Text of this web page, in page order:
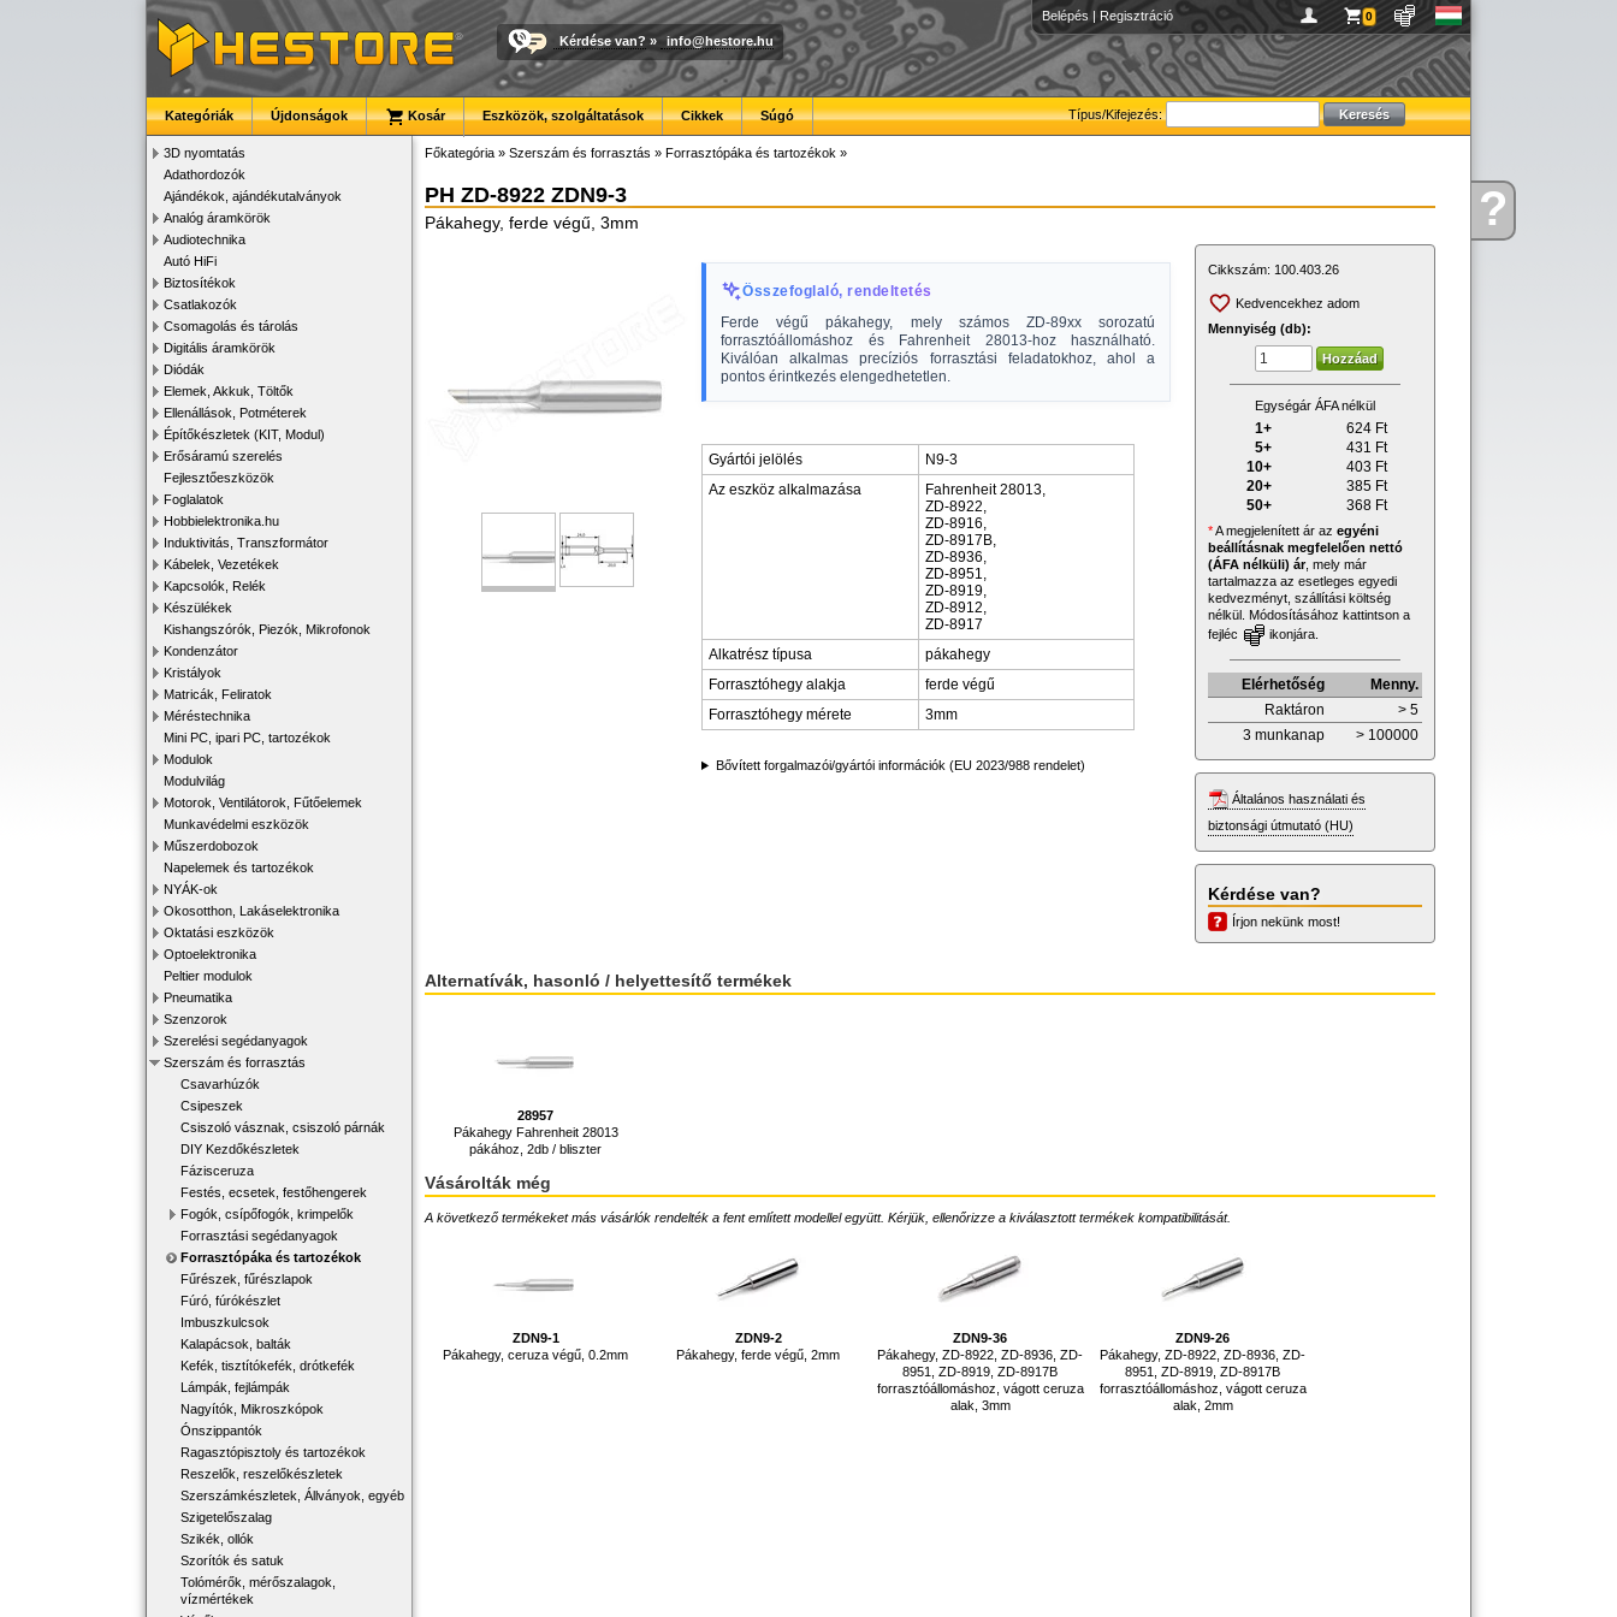
Kérdése?
Belépés | Regisztráció 0
Kérdése van? » info@hestore.hu
Típus/Kifejezés:
Kategóriák Újdonságok Kosár Eszközök, szolgáltatások Cikkek Súgó
3D nyomtatás
Adathordozók
Ajándékok, ajándékutalványok
Analóg áramkörök
Audiotechnika
Autó HiFi
Biztosítékok
Csatlakozók
Csomagolás és tárolás
Digitális áramkörök
Diódák
Elemek, Akkuk, Töltők
Ellenállások, Potméterek
Építőkészletek (KIT, Modul)
Erősáramú szerelés
Fejlesztőeszközök
Foglalatok
Hobbielektronika.hu
Induktivitás, Transzformátor
Kábelek, Vezetékek
Kapcsolók, Relék
Készülékek
Kishangszórók, Piezók, Mikrofonok
Kondenzátor
Kristályok
Matricák, Feliratok
Méréstechnika
Mini PC, ipari PC, tartozékok
Modulok
Modulvilág
Motorok, Ventilátorok, Fűtőelemek
Munkavédelmi eszközök
Műszerdobozok
Napelemek és tartozékok
NYÁK-ok
Okosotthon, Lakáselektronika
Oktatási eszközök
Optoelektronika
Peltier modulok
Pneumatika
Szenzorok
Szerelési segédanyagok
Szerszám és forrasztás
Csavarhúzók
Csipeszek
Csiszoló vásznak, csiszoló párnák
DIY Kezdőkészletek
Fázisceruza
Festés, ecsetek, festőhengerek
Fogók, csípőfogók, krimpelők
Forrasztási segédanyagok
Forrasztópáka és tartozékok
Fűrészek, fűrészlapok
Fúró, fúrókészlet
Imbuszkulcsok
Kalapácsok, balták
Kefék, tisztítókefék, drótkefék
Lámpák, fejlámpák
Nagyítók, Mikroszkópok
Ónszippantók
Ragasztópisztoly és tartozékok
Reszelők, reszelőkészletek
Szerszámkészletek, Állványok, egyéb
Szigetelőszalag
Szikék, ollók
Szorítók és satuk
Tolómérők, mérőszalagok,
vízmértékek
Főkategória » Szerszám és forrasztás » Forrasztópáka és tartozékok »
PH ZD-8922 ZDN9-3
Pákahegy, ferde végű, 3mm
Összefoglaló, rendeltetés
Ferde végű pákahegy, mely számos ZD-89xx sorozatú
forrasztóállomáshoz és Fahrenheit 28013-hoz használható.
Kiválóan alkalmas precíziós forrasztási feladatokhoz, ahol a
pontos érintkezés elengedhetetlen.
Gyártói jelölés
N9-3
Az eszköz alkalmazása
Fahrenheit 28013,
ZD-8922,
ZD-8916,
ZD-8917B,
ZD-8936,
ZD-8951,
ZD-8919,
ZD-8912,
ZD-8917
Alkatrész típusa
pákahegy
Forrasztóhegy alakja
ferde végű
Forrasztóhegy mérete
3mm
Bővített forgalmazói/gyártói információk (EU 2023/988 rendelet)
Cikkszám: 100.403.26
Kedvencekhez adom
Mennyiség (db):
Egységár ÁFA nélkül
1+ 624 Ft
5+
431 Ft
10+
403 Ft
20+
385 Ft
50+
368 Ft
*A megjelenített ár az egyéni
beállításnak megfelelően nettó
(ÁFA nélküli) ár, mely már
tartalmazza az esetleges egyedi
kedvezményt, szállítási költség
nélkül. Módosításához kattintson a
fejléc
ikonjára.
Elérhetőség
Menny.
Raktáron
> 5
3 munkanap
> 100000
Általános használati és
biztonsági útmutató (HU)
Kérdése van?
Írjon nekünk most!
Alternatívák, hasonló / helyettesítő termékek
28957
Pákahegy Fahrenheit 28013
pákához, 2db / bliszter
Vásárolták még
A következő termékeket más vásárlók rendelték a fent említett modellel együtt. Kérjük, ellenőrizze a kiválasztott termékek kompatibilitását.
ZDN9-1
Pákahegy, ceruza végű, 0.2mm
ZDN9-2
Pákahegy, ferde végű, 2mm
ZDN9-36
Pákahegy, ZD-8922, ZD-8936, ZD-
8951, ZD-8919, ZD-8917B
forrasztóállomáshoz, vágott ceruza
alak, 3mm
ZDN9-26
Pákahegy, ZD-8922, ZD-8936, ZD-
8951, ZD-8919, ZD-8917B
forrasztóállomáshoz, vágott ceruza
alak, 2mm